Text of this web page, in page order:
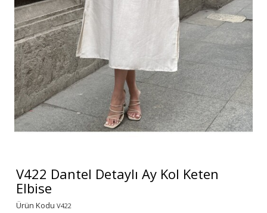
V422 Dantel Detaylı Ay Kol Keten
Elbise
Ürün Kodu V422